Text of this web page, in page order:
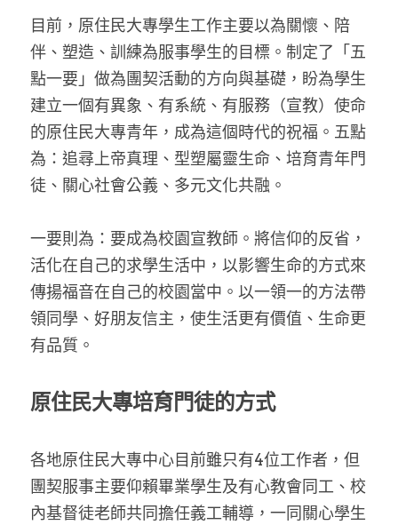
目前，原住民大專學生工作主要以為關懷、陪
伴、塑造、訓練為服事學生的目標。制定了「五
點一要」做為團契活動的方向與基礎，盼為學生
建立一個有異象、有系統、有服務（宣教）使命
的原住民大專青年，成為這個時代的祝福。五點
為：追尋上帝真理、型塑屬靈生命、培育青年門
徒、關心社會公義、多元文化共融。
一要則為：要成為校園宣教師。將信仰的反省，
活化在自己的求學生活中，以影響生命的方式來
傳揚福音在自己的校園當中。以一領一的方法帶
領同學、好朋友信主，使生活更有價值、生命更
有品質。
原住民大專培育門徒的方式
各地原住民大專中心目前雖只有4位工作者，但
團契服事主要仰賴畢業學生及有心教會同工、校
內基督徒老師共同擔任義工輔導，一同關心學生